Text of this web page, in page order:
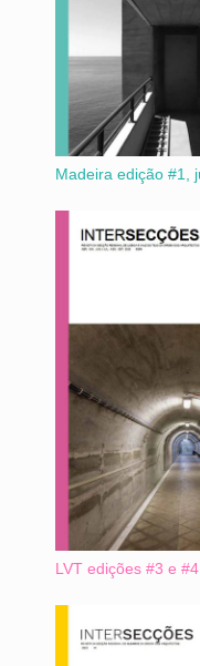
Madeira edição #1,
LVT edições #3 e